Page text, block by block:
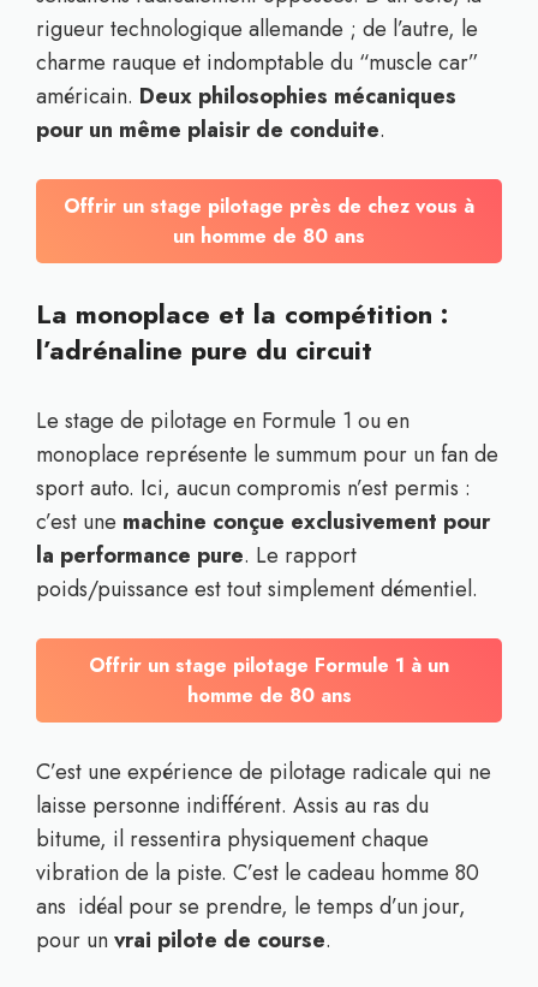
rigueur technologique allemande ; de l’autre, le
charme rauque et indomptable du “muscle car”
américain. Deux philosophies mécaniques
pour un même plaisir de conduite.
Offrir un stage pilotage près de chez vous à
un homme de 80 ans
La monoplace et la compétition :
l’adrénaline pure du circuit
Le stage de pilotage en Formule 1 ou en
monoplace représente le summum pour un fan de
sport auto. Ici, aucun compromis n’est permis :
c’est une machine conçue exclusivement pour
la performance pure. Le rapport
poids/puissance est tout simplement démentiel.
Offrir un stage pilotage Formule 1 à un
homme de 80 ans
C’est une expérience de pilotage radicale qui ne
laisse personne indifférent. Assis au ras du
bitume, il ressentira physiquement chaque
vibration de la piste. C’est le cadeau homme 80
ans idéal pour se prendre, le temps d’un jour,
pour unvrai pilote de course.